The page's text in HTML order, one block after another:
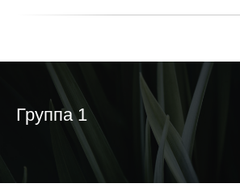
Группа 1